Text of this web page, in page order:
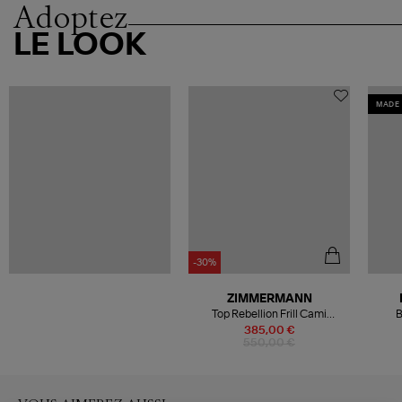
Adoptez
LE LOOK
-30%
385,00 €
ZIMMERMANN
Top Rebellion Frill Cami
Metallic Rose Gold
MADE